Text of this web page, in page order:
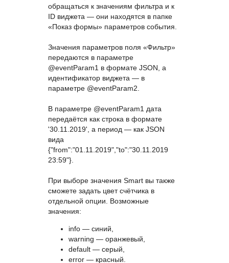
обращаться к значениям фильтра и к
ID виджета — они находятся в папке
«Показ формы» параметров события.
Значения параметров поля «Фильтр»
передаются в параметре
@eventParam1 в формате JSON, а
идентификатор виджета — в
параметре @eventParam2.
В параметре @eventParam1 дата
передаётся как строка в формате
'30.11.2019', а период — как JSON
вида
{"from":"01.11.2019","to":"30.11.2019
23:59"}.
При выборе значения Smart вы также
сможете задать цвет счётчика в
отдельной опции. Возможные
значения:
info — синий,
warning — оранжевый,
default — серый,
error — красный.